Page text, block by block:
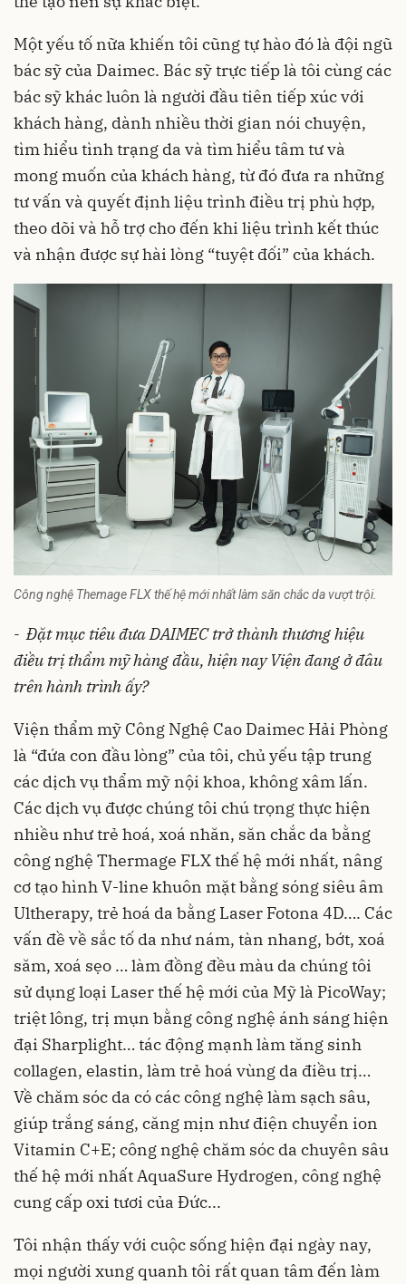
Một yếu tố nữa khiến tôi cũng tự hào đó là đội ngũ
bác sỹ của Daimec. Bác sỹ trực tiếp là tôi cùng các
bác sỹ khác luôn là người đầu tiên tiếp xúc với
khách hàng, dành nhiều thời gian nói chuyện,
tìm hiểu tình trạng da và tìm hiểu tâm tư và
mong muốn của khách hàng, từ đó đưa ra những
tư vấn và quyết định liệu trình điều trị phù hợp,
theo dõi và hỗ trợ cho đến khi liệu trình kết thúc
và nhận được sự hài lòng “tuyệt đối” của khách.
Công nghệ Themage FLX thế hệ mới nhất làm săn chắc da vượt trội.
- Đặt mục tiêu đưa DAIMEC trở thành thương hiệu
điều trị thẩm mỹ hàng đầu, hiện nay Viện đang ở đâu
trên hành trình ấy?
Viện thẩm mỹ Công Nghệ Cao Daimec Hải Phòng
là “đứa con đầu lòng” của tôi, chủ yếu tập trung
các dịch vụ thẩm mỹ nội khoa, không xâm lấn.
Các dịch vụ được chúng tôi chú trọng thực hiện
nhiều như trẻ hoá, xoá nhăn, săn chắc da bằng
công nghệ Thermage FLX thế hệ mới nhất, nâng
cơ tạo hình V-line khuôn mặt bằng sóng siêu âm
Ultherapy, trẻ hoá da bằng Laser Fotona 4D…. Các
vấn đề về sắc tố da như nám, tàn nhang, bớt, xoá
săm, xoá sẹo … làm đồng đều màu da chúng tôi
sử dụng loại Laser thế hệ mới của Mỹ là PicoWay;
triệt lông, trị mụn bằng công nghệ ánh sáng hiện
đại Sharplight… tác động mạnh làm tăng sinh
collagen, elastin, làm trẻ hoá vùng da điều trị…
Về chăm sóc da có các công nghệ làm sạch sâu,
giúp trắng sáng, căng mịn như điện chuyển ion
Vitamin C+E; công nghệ chăm sóc da chuyên sâu
thế hệ mới nhất AquaSure Hydrogen, công nghệ
cung cấp oxi tươi của Đức...
Tôi nhận thấy với cuộc sống hiện đại ngày nay,
mọi người xung quanh tôi rất quan tâm đến làm